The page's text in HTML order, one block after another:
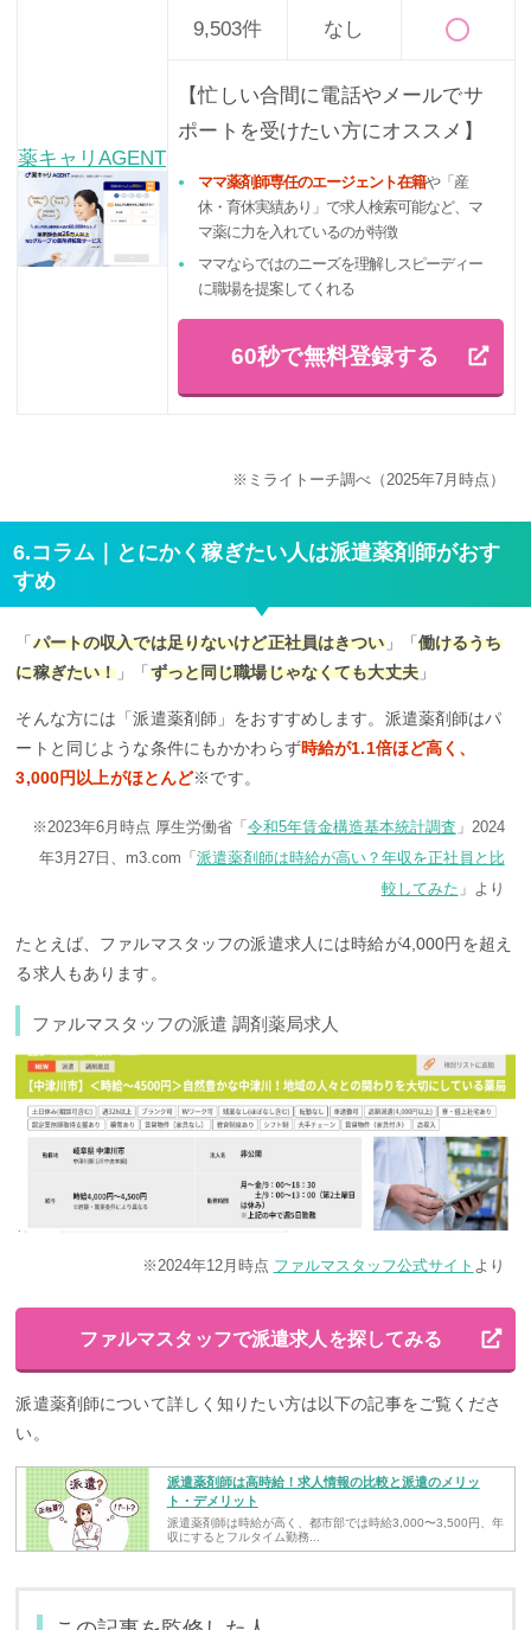
薬キャリAGENT
9,503件 なし
【忙しい合間に電話やメールでサ
ポートを受けたい方にオススメ】
ママ薬剤師専任のエージェント在籍や「産
休・育休実績あり」で求人検索可能など、マ
マ薬に力を入れているのが特徴
ママならではのニーズを理解しスピーディー
に職場を提案してくれる
60秒で無料登録する
※ミライトーチ調べ（2025年7月時点）
6.コラム｜とにかく稼ぎたい人は派遣薬剤師がおす
すめ
「 パートの収入では足りないけど正社員はきつい」「 働けるうち
に稼ぎたい！ 」「 ずっと同じ職場じゃなくても大丈夫」
そんな方には「派遣薬剤師」をおすすめします。派遣薬剤師はパ
ートと同じような条件にもかかわらず時給が1.1倍ほど高く、
3,000円以上がほとんど※です。
※2023年6月時点 厚生労働省「令和5年賃金構造基本統計調査 」2024
年3月27日、m3.com「派遣薬剤師は時給が高い？年収を正社員と比
較してみた 」より
たとえば、ファルマスタッフの派遣求人には時給が4,000円を超え
る求人もあります。
ファルマスタッフの派遣 調剤薬局求人
※2024年12月時点 ファルマスタッフ公式サイト より
ファルマスタッフで派遣求人を探してみる
派遣薬剤師について詳しく知りたい方は以下の記事をご覧くださ
い。
派遣薬剤師は高時給！求人情報の比較と派遣のメリッ
ト・デメリット
派遣薬剤師は時給が高く、都市部では時給3,000〜3,500円、年
収にするとフルタイム勤務...